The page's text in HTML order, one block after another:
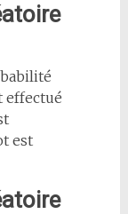
effectué
est